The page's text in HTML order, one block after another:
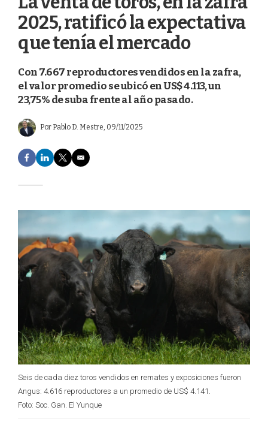
2025, ratificó la expectativa
que tenía el mercado
Con 7.667 reproductores vendidos en la zafra,
el valor promedio se ubicó en US$ 4.113, un
23,75% de suba frente al año pasado.
Por Pablo D. Mestre, 09/11/2025
F
a
e
o
o
k
L
i
d
n
T
w
e
E
m
Seis de cada diez toros vendidos en remates y exposiciones fueron
Angus: 4.616 reproductores a un promedio de US$ 4.141.
Foto: Soc. Gan. El Yunque